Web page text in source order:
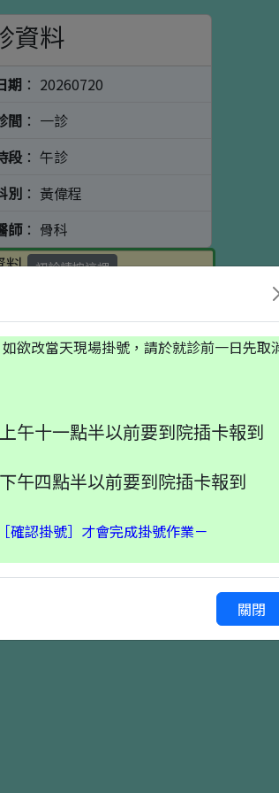
資料
期 ： 20260720
間 ： 一診
段 ： 午診
別 ： 黃偉程
師： 骨科
料 初診請按這裡
期
欲改當天現場掛號，請於就診前一日先取
午十一點半以前要到院插卡報到
午四點半以前要到院插卡報到
確認掛號］才會完成掛號作業－
關閉